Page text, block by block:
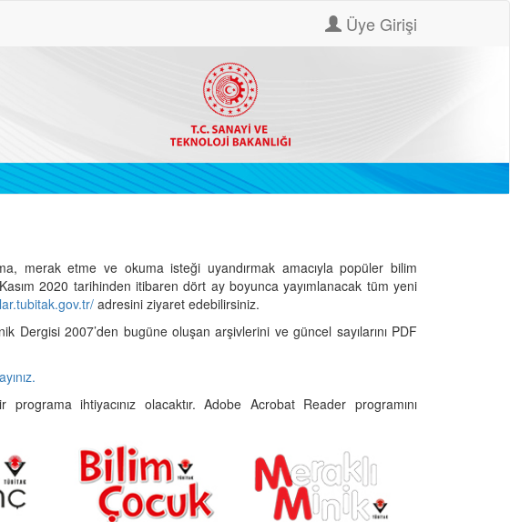
Üye Girişi
merak etme ve okuma isteği uyandırmak amacıyla popüler bilim
2020 tarihinden itibaren dört ay boyunca yayımlanacak tüm yeni
adresini ziyaret edebilirsiniz.
2007’den bugüne oluşan arşivlerini ve güncel sayılarını PDF
ihtiyacınız olacaktır. Adobe Acrobat Reader programını